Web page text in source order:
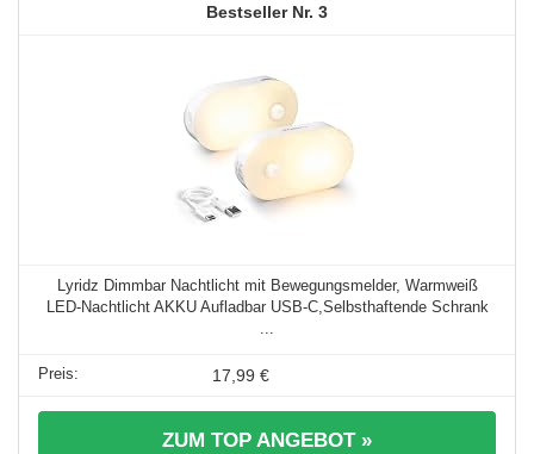
3
Lyridz Dimmbar Nachtlicht mit Bewegungsmelder, Warmweiß
LED-Nachtlicht AKKU Aufladbar USB-C,Selbsthaftende Schrank
17,99 €
ZUM TOP ANGEBOT »